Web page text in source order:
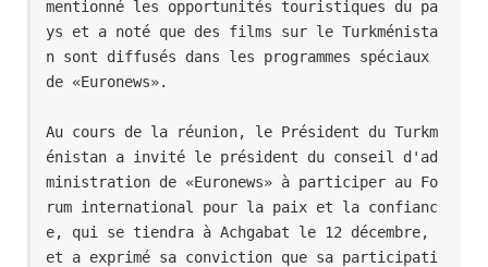
mentionné les opportunités touristiques du pa
ys et a noté que des films sur le Turkménista
n sont diffusés dans les programmes spéciaux
de «Euronews».
Au cours de la réunion, le Président du Turkm
énistan a invité le président du conseil d'ad
ministration de «Euronews» à participer au Fo
rum international pour la paix et la confianc
e, qui se tiendra à Achgabat le 12 décembre,
et a exprimé sa conviction que sa participati